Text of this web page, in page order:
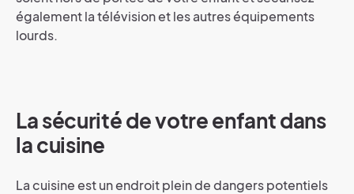
également la télévision et les autres équipements
lourds.
La sécurité de votre enfant dans
la cuisine
La cuisine est un endroit plein de dangers potentiels